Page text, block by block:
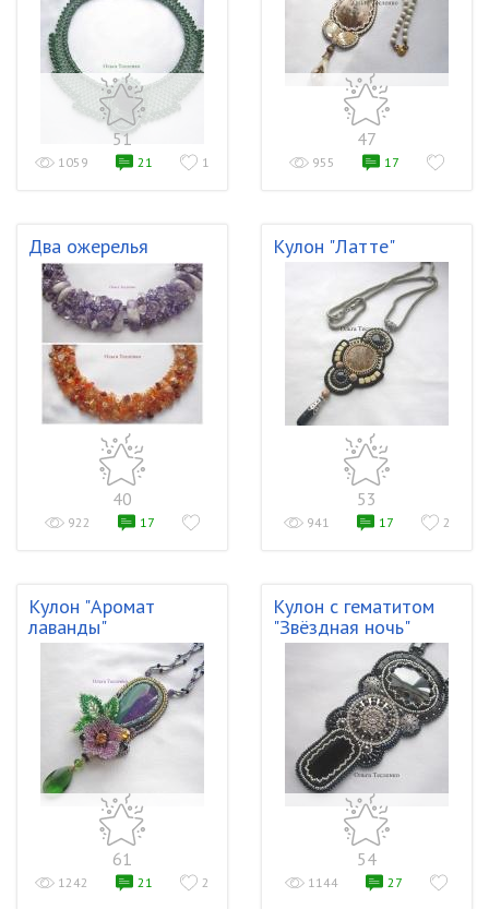
51
1059 21 1
47
955 17
Два ожерелья
40
922 17
Кулон "Латте"
53
941 17 2
Кулон "Аромат
лаванды"
61
1242 21 2
Кулон с гематитом
"Звёздная ночь"
54
1144 27